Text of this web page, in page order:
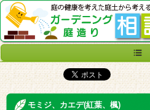
モミジ、カエデ(紅葉、楓)